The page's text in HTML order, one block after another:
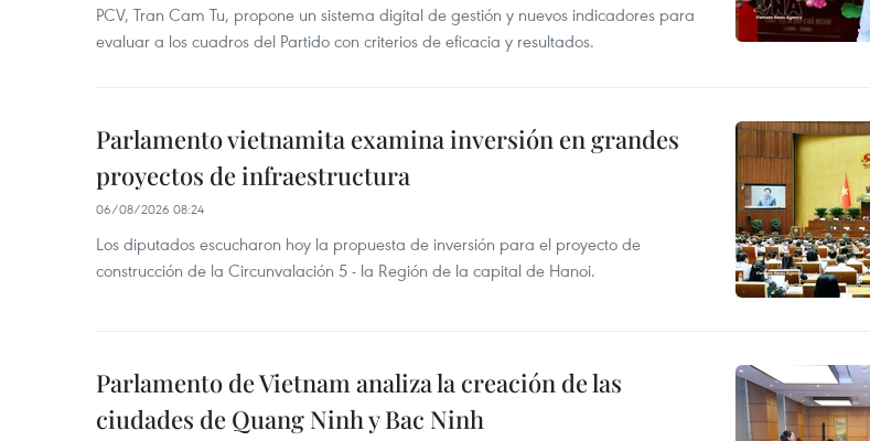
PCV, Tran Cam Tu, propone un sistema digital de gestión y nuevos indicadores para
evaluar a los cuadros del Partido con criterios de eficacia y resultados.
Parlamento vietnamita examina inversión en grandes
proyectos de infraestructura
06/08/2026 08:24
Los diputados escucharon hoy la propuesta de inversión para el proyecto de
construcción de la Circunvalación 5 - la Región de la capital de Hanoi.
Parlamento de Vietnam analiza la creación de las
ciudades de Quang Ninh y Bac Ninh